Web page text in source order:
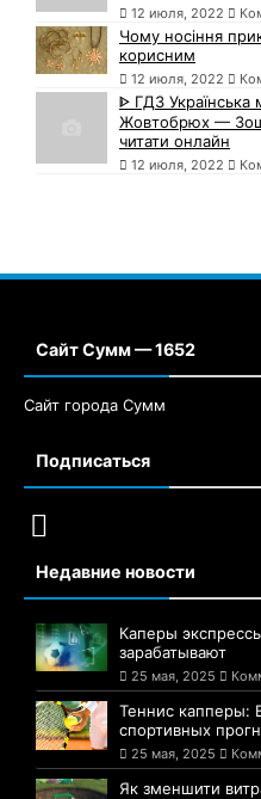
12 июля, 2022
Чому носіння
корисним
12 июля, 2022
ᐈ ГДЗ Українська
Жовтобрюх —
читати онлайн
12 июля, 2022
Сайт Сумм — 1652
Сайт города Сумм
Подписаться
Недавние новости
Каперы
зарабатывают
25 мая, 2025
Теннис капперы:
спортивных
25 мая, 2025
Як зменшити